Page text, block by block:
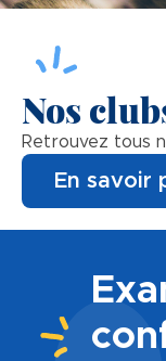
Nos
Retrouvez tous
En savoir